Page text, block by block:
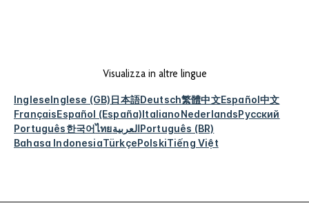
Visualizza in altre lingue
IngleseInglese (GB)日本語Deutsch繁體中文Español中文
FrançaisEspañol (España)ItalianoNederlandsРусский
Português한국어ไทยالعربيةPortuguês (BR)
Bahasa IndonesiaTürkçePolskiTiếng Việt